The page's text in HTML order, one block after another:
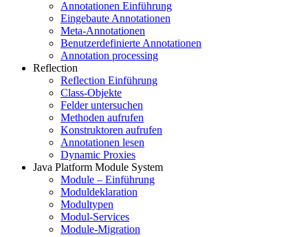
Annotationen Einführung
Eingebaute Annotationen
Meta-Annotationen
Benutzerdefinierte Annotationen
Annotation processing
Reflection
Reflection Einführung
Class-Objekte
Felder untersuchen
Methoden aufrufen
Konstruktoren aufrufen
Annotationen lesen
Dynamic Proxies
Java Platform Module System
Module – Einführung
Moduldeklaration
Modultypen
Modul-Services
Module-Migration